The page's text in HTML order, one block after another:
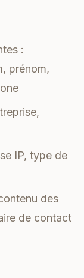
:
prénom,
IP, type de
des
de contact